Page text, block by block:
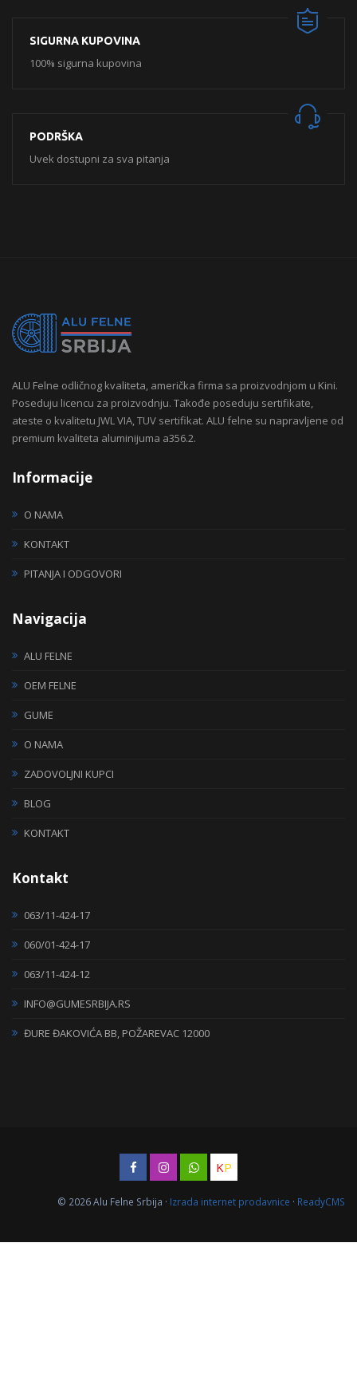
SIGURNA KUPOVINA
100% sigurna kupovina
PODRŠKA
Uvek dostupni za sva pitanja
ALU Felne odličnog kvaliteta, američka firma sa proizvodnjom u Kini.
Poseduju licencu za proizvodnju. Takođe poseduju sertifikate,
ateste o kvalitetu JWL VIA, TUV sertifikat. ALU felne su napravljene od
premium kvaliteta aluminijuma a356.2.
Informacije
O NAMA
KONTAKT
PITANJA I ODGOVORI
Navigacija
ALU FELNE
OEM FELNE
GUME
O NAMA
ZADOVOLJNI KUPCI
BLOG
KONTAKT
Kontakt
063/11-424-17
060/01-424-17
063/11-424-12
INFO@GUMESRBIJA.RS
ĐURE ĐAKOVIĆA BB, POŽAREVAC 12000
KP
© 2026 Alu Felne Srbija · Izrada internet prodavnice · ReadyCMS